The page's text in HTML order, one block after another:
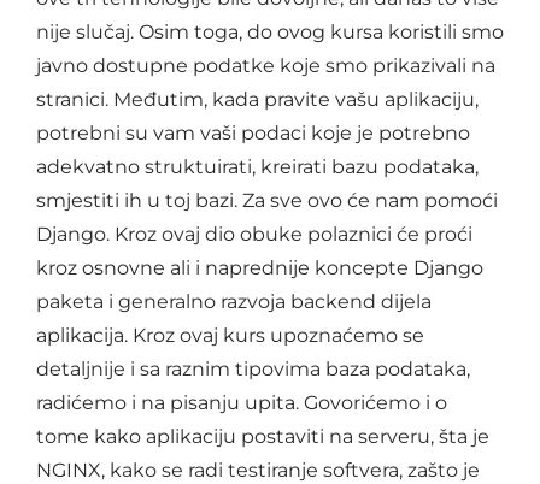
nije slučaj. Osim toga, do ovog kursa koristili smo
javno dostupne podatke koje smo prikazivali na
stranici. Međutim, kada pravite vašu aplikaciju,
potrebni su vam vaši podaci koje je potrebno
adekvatno struktuirati, kreirati bazu podataka,
smjestiti ih u toj bazi. Za sve ovo će nam pomoći
Django. Kroz ovaj dio obuke polaznici će proći
kroz osnovne ali i naprednije koncepte Django
paketa i generalno razvoja backend dijela
aplikacija. Kroz ovaj kurs upoznaćemo se
detaljnije i sa raznim tipovima baza podataka,
radićemo i na pisanju upita. Govorićemo i o
tome kako aplikaciju postaviti na serveru, šta je
NGINX, kako se radi testiranje softvera, zašto je